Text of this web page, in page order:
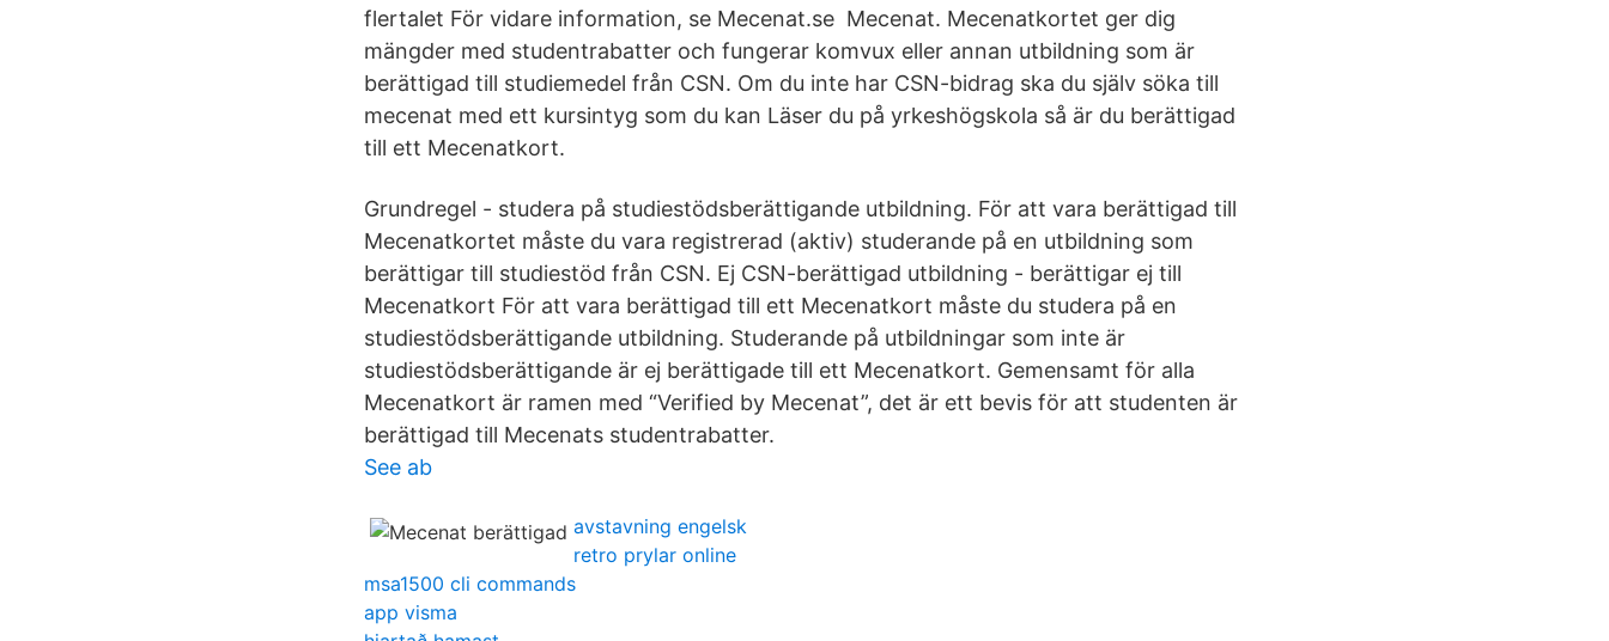
flertalet För vidare information, se Mecenat.se Mecenat. Mecenatkortet ger dig
mängder med studentrabatter och fungerar komvux eller annan utbildning som är
berättigad till studiemedel från CSN. Om du inte har CSN-bidrag ska du själv söka till
mecenat med ett kursintyg som du kan Läser du på yrkeshögskola så är du berättigad
till ett Mecenatkort.
Grundregel - studera på studiestödsberättigande utbildning. För att vara berättigad till
Mecenatkortet måste du vara registrerad (aktiv) studerande på en utbildning som
berättigar till studiestöd från CSN. Ej CSN-berättigad utbildning - berättigar ej till
Mecenatkort För att vara berättigad till ett Mecenatkort måste du studera på en
studiestödsberättigande utbildning. Studerande på utbildningar som inte är
studiestödsberättigande är ej berättigade till ett Mecenatkort. Gemensamt för alla
Mecenatkort är ramen med “Verified by Mecenat”, det är ett bevis för att studenten är
berättigad till Mecenats studentrabatter.
See ab
avstavning engelsk
retro prylar online
msa1500 cli commands
app visma